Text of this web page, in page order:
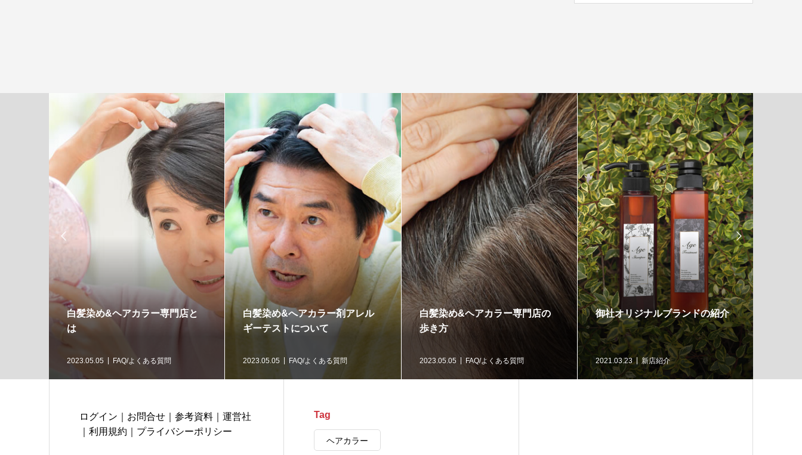

白髪染め&ヘアカラー専門店と
は
2023.05.05 FAQ/よくある質問
白髪染め&へアカラー剤アレル
ギーテストについて
2023.05.05 FAQ/よくある質問
白髪染め&ヘアカラー専門店の
歩き方
2023.05.05 FAQ/よくある質問
御社オリジナルブランドの紹介
2021.03.23 新店紹介

ログイン お問合せ｜ 参考資料｜ 運営社
利用規約 プライバシーポリシー
Tag
ヘアカラー